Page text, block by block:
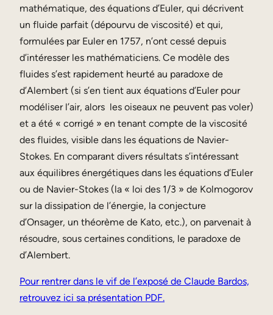
mathématique, des équations d’Euler, qui décrivent
un fluide parfait (dépourvu de viscosité) et qui,
formulées par Euler en 1757, n’ont cessé depuis
d’intéresser les mathématiciens. Ce modèle des
fluides s’est rapidement heurté au paradoxe de
d’Alembert (si s’en tient aux équations d’Euler pour
modéliser l’air, alors les oiseaux ne peuvent pas voler)
et a été « corrigé » en tenant compte de la viscosité
des fluides, visible dans les équations de Navier-
Stokes. En comparant divers résultats s’intéressant
aux équilibres énergétiques dans les équations d’Euler
ou de Navier-Stokes (la « loi des 1/3 » de Kolmogorov
sur la dissipation de l’énergie, la conjecture
d’Onsager, un théorème de Kato, etc.), on parvenait à
résoudre, sous certaines conditions, le paradoxe de
d’Alembert.
Pour rentrer dans le vif de l’exposé de Claude Bardos,
retrouvez ici sa présentation PDF.